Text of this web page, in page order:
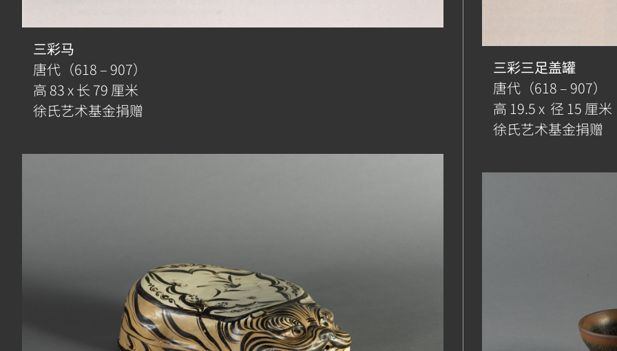
三彩马
唐代（618 – 907）
高 83 x 长 79 厘米
徐氏艺术基金捐赠
三彩三足盖罐
唐代（618 – 907）
高 19.5 x 径 15 厘米
徐氏艺术基金捐赠